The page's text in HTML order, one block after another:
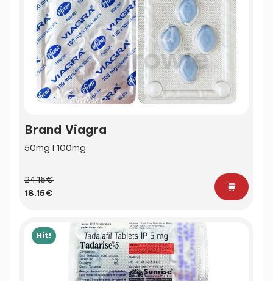
Brand Viagra
50mg | 100mg
24.15€
18.15€
Hit!